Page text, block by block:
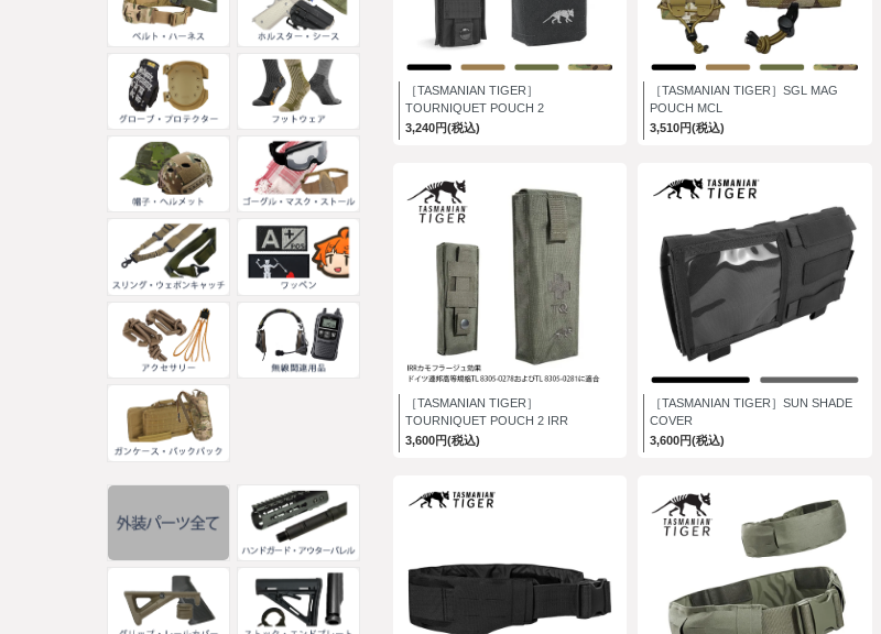
［TASMANIAN TIGER］
TOURNIQUET POUCH 2
3,240円(税込)
［TASMANIAN TIGER］SGL MAG
POUCH MCL
3,510円(税込)
［TASMANIAN TIGER］
TOURNIQUET POUCH 2 IRR
3,600円(税込)
［TASMANIAN TIGER］SUN SHADE
COVER
3,600円(税込)